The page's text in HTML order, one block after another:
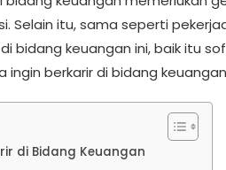
Selain itu, sama seperti
bidang keuangan ini, baik itu
ingin berkarir di bidang
di Bidang Keuangan